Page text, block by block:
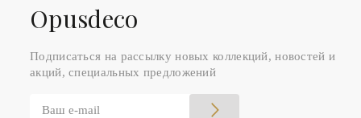
Оpusdeco
Подписаться на рассылку новых коллекций, новостей и
акций, специальных предложений